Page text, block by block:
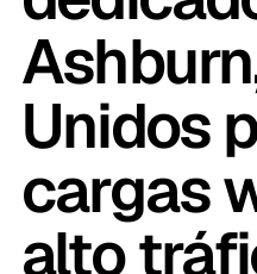
Unidos
cargas
alto